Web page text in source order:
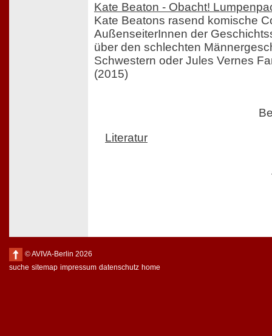
Kate Beaton - Obacht!
Kate Beatons rasend komische
AußenseiterInnen der
über den schlechten
Schwestern oder Jules Vernes
(2015)
Literatur
© AVIVA-Berlin 2026
suche sitemap impressum datenschutz home